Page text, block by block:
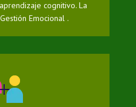
cognitivo. La
Emocional .